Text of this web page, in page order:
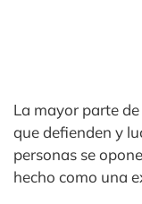
La mayor parte
que defienden y
personas se
hecho como una